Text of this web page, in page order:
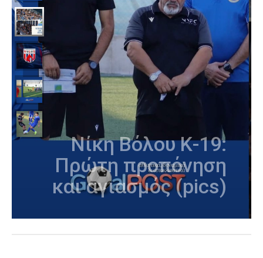
Νίκη Βόλου:
«Nowhere like home»
– Το «ευχαριστώ»
στον κόσμο για την
παρουσία στο
φιλικό με τον ΠΑΟΚ
Β'